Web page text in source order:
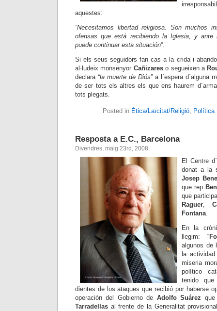
aquestes:
“Necesitamos libertad religiosa. Son muchos
ofensas que está recibiendo la Iglesia, y
puede continuar esta situación”.
Si els seus seguidors fan cas a la crida i
al·ludeix monsenyor Cañizareso segueixen a
declara “la muerte de Diós” a l´espera d´alguna
de ser tots els altres els que ens haurem
tots plegats.
Posted in Ètica/Laïcitat/Religió, Política
Resposta a E.C., Barcelona
Divendres, maig 23rd, 2008
El Centre
donat a la
Josep
que rep
que
Raguer,
Fontana.
En la
llegim: “
algunos de
la
miseria
político
tenido
dientes de los ataques que recibió por haberse
operación del Gobierno de Adolfo Suárez
Tarradellas al frente de la Generalitat